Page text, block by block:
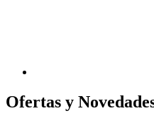
Ofertas y